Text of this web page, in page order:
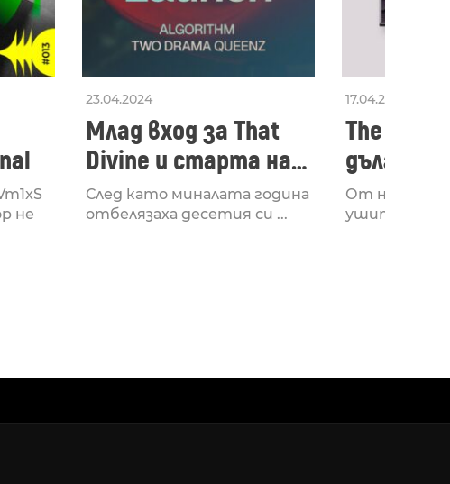
не
23.04.2024
Млад вход за That
Divine и старта на
лейбъла им
След като миналата година
отбелязаха десетия си ...
17.04.2024
The
втори
излезе
От няколко
ушите и